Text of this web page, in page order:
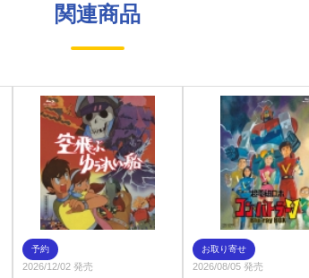
関連商品
予約
2026/12/02 発売
お取り寄せ
2026/08/05 発売